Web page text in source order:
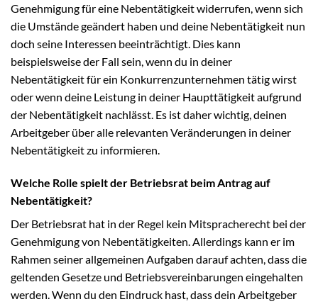
Genehmigung für eine Nebentätigkeit widerrufen, wenn sich
die Umstände geändert haben und deine Nebentätigkeit nun
doch seine Interessen beeinträchtigt. Dies kann
beispielsweise der Fall sein, wenn du in deiner
Nebentätigkeit für ein Konkurrenzunternehmen tätig wirst
oder wenn deine Leistung in deiner Haupttätigkeit aufgrund
der Nebentätigkeit nachlässt. Es ist daher wichtig, deinen
Arbeitgeber über alle relevanten Veränderungen in deiner
Nebentätigkeit zu informieren.
Welche Rolle spielt der Betriebsrat beim Antrag auf
Nebentätigkeit?
Der Betriebsrat hat in der Regel kein Mitspracherecht bei der
Genehmigung von Nebentätigkeiten. Allerdings kann er im
Rahmen seiner allgemeinen Aufgaben darauf achten, dass die
geltenden Gesetze und Betriebsvereinbarungen eingehalten
werden. Wenn du den Eindruck hast, dass dein Arbeitgeber